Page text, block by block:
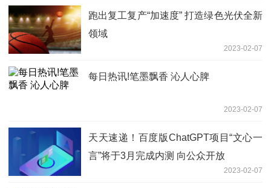
跑出复工复产“加速度” 打造绿色光伏全新
领域
2023-02-07
每日热讯!笔墨飘香 沁人心脾
2023-02-07
天天速递！百度版ChatGPT项目“文心一
言”将于3月完成内测 向公众开放
2023-02-07